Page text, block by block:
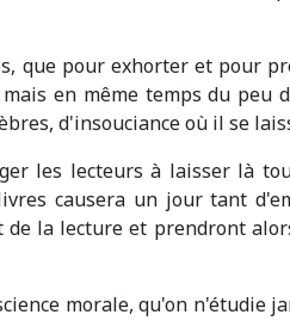
pour exhorter et pour
en même temps du peu
d'insouciance où il se
les lecteurs à laisser là
causera un jour tant
la lecture et prendront
morale, qu'on n'étudie